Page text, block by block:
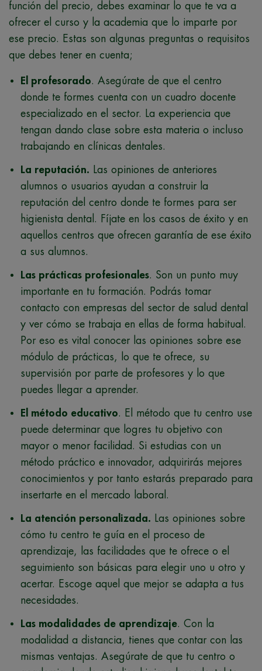
función del precio, debes examinar lo que te va a
ofrecer el curso y la academia que lo imparte por
ese precio. Estas son algunas preguntas o requisitos
que debes tener en cuenta;
El profesorado. Asegúrate de que el centro
donde te formes cuenta con un cuadro docente
especializado en el sector. La experiencia que
tengan dando clase sobre esta materia o incluso
trabajando en clínicas dentales.
La reputación. Las opiniones de anteriores
alumnos o usuarios ayudan a construir la
reputación del centro donde te formes para ser
higienista dental. Fíjate en los casos de éxito y en
aquellos centros que ofrecen garantía de ese éxito
a sus alumnos.
Las prácticas profesionales. Son un punto muy
importante en tu formación. Podrás tomar
contacto con empresas del sector de salud dental
y ver cómo se trabaja en ellas de forma habitual.
Por eso es vital conocer las opiniones sobre ese
módulo de prácticas, lo que te ofrece, su
supervisión por parte de profesores y lo que
puedes llegar a aprender.
El método educativo. El método que tu centro use
puede determinar que logres tu objetivo con
mayor o menor facilidad. Si estudias con un
método práctico e innovador, adquirirás mejores
conocimientos y por tanto estarás preparado para
insertarte en el mercado laboral.
La atención personalizada. Las opiniones sobre
cómo tu centro te guía en el proceso de
aprendizaje, las facilidades que te ofrece o el
seguimiento son básicas para elegir uno u otro y
acertar. Escoge aquel que mejor se adapta a tus
necesidades.
Las modalidades de aprendizaje. Con la
modalidad a distancia, tienes que contar con las
mismas ventajas. Asegúrate de que tu centro o